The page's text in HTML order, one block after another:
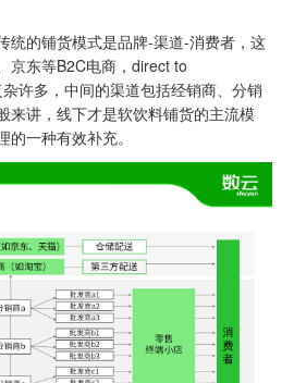
统的铺货模式是品牌-渠道-消费者，这
京东等B2C电商，direct to
许多，中间的渠道包括经销商、分销
来讲，线下才是软饮料铺货的主流模
一种有效补充。